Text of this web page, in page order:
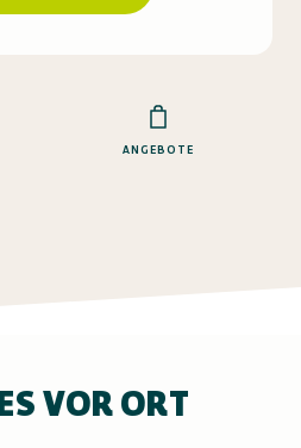
ANGEBOTE
VOR ORT